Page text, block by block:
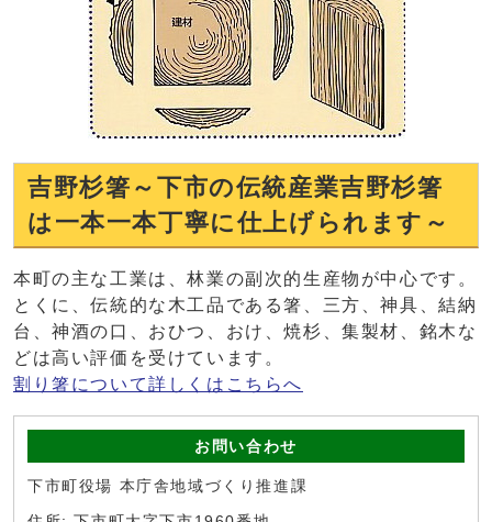
吉野杉箸～下市の伝統産業吉野杉箸
は一本一本丁寧に仕上げられます～
本町の主な工業は、林業の副次的生産物が中心です。
とくに、伝統的な木工品である箸、三方、神具、結納
台、神酒の口、おひつ、おけ、焼杉、集製材、銘木な
どは高い評価を受けています。
割り箸について詳しくはこちらへ
お問い合わせ
下市町役場 本庁舎地域づくり推進課